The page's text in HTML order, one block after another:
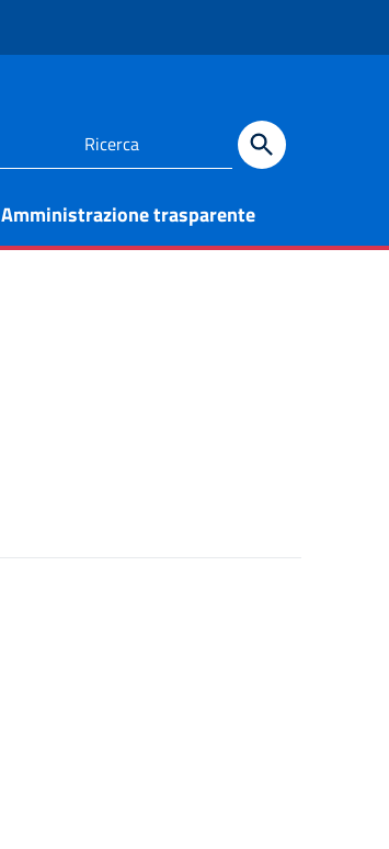
Amministrazione trasparente